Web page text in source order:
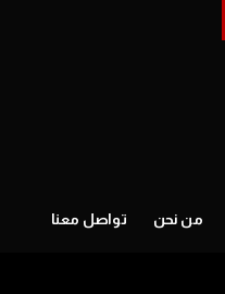
من نحن تواصل معنا